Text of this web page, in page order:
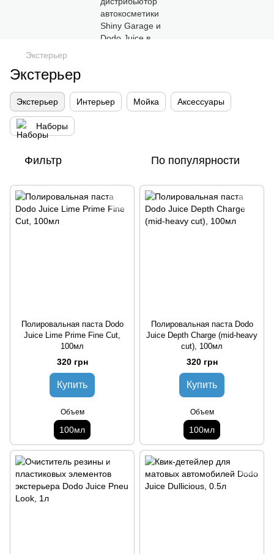
Экстерьер
Экстерьер
Экстерьер Интерьер Мойка Аксессуары
Наборы
Фильтр По популярности
Полировальная паста Dodo
Juice Lime Prime Fine Cut,
100мл
320 грн
Купить
Объем
100мл
Полировальная паста Dodo
Juice Depth Charge (mid-heavy
cut), 100мл
320 грн
Купить
Объем
100мл